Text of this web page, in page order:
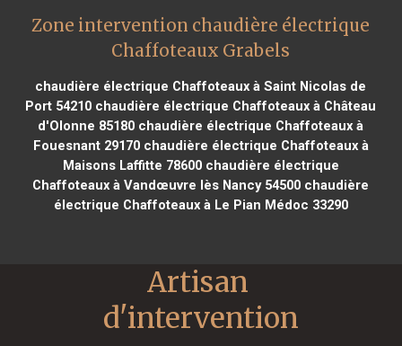
Zone intervention chaudière électrique
Chaffoteaux Grabels
chaudière électrique Chaffoteaux à Saint Nicolas de
Port 54210 chaudière électrique Chaffoteaux à Château
d'Olonne 85180 chaudière électrique Chaffoteaux à
Fouesnant 29170chaudière électrique Chaffoteaux à
Maisons Laffitte 78600chaudière électrique
Chaffoteaux à Vandœuvre lès Nancy 54500 chaudière
électrique Chaffoteaux à Le Pian Médoc 33290
Artisan
d'intervention